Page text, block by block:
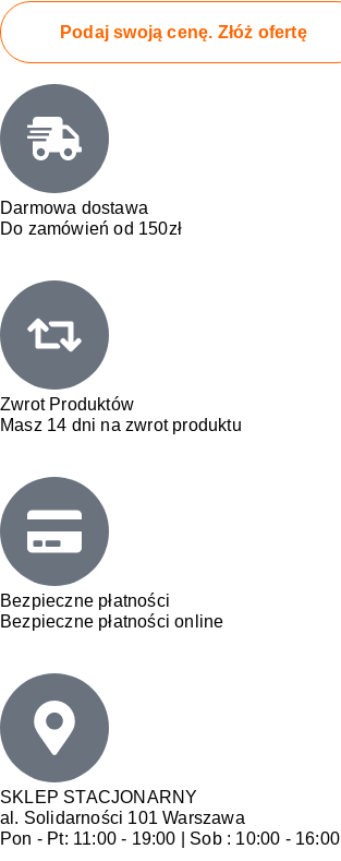
Podaj swoją cenę. Złóż ofertę
Darmowa dostawa
Do zamówień od 150zł
Zwrot Produktów
Masz 14 dni na zwrot produktu
Bezpieczne płatności
Bezpieczne płatności online
SKLEP STACJONARNY
al. Solidarności 101 Warszawa
Pon - Pt: 11:00 - 19:00 | Sob : 10:00 - 16:00